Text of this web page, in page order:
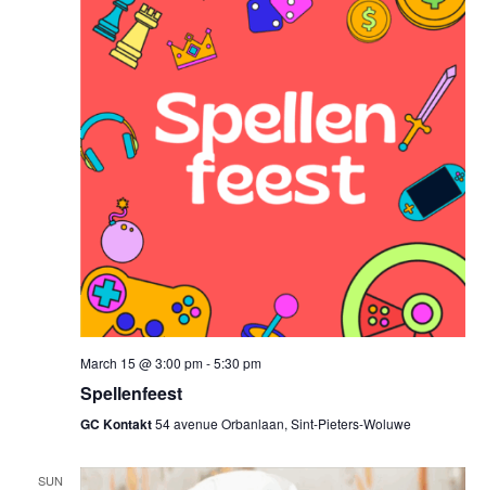
March 15 @ 3:00 pm-5:30 pm
Spellenfeest
GC Kontakt54 avenue Orbanlaan, Sint-Pieters-Woluwe
SUN